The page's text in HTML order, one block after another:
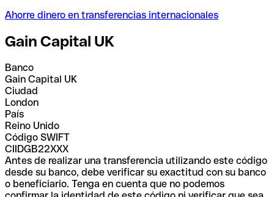
Ahorre dinero en transferencias internacionales
Gain Capital UK
Banco
Gain Capital UK
Ciudad
London
País
Reino Unido
Código SWIFT
CIIDGB22XXX
Antes de realizar una transferencia utilizando este código
desde su banco, debe verificar su exactitud con su banco
o beneficiario. Tenga en cuenta que no podemos